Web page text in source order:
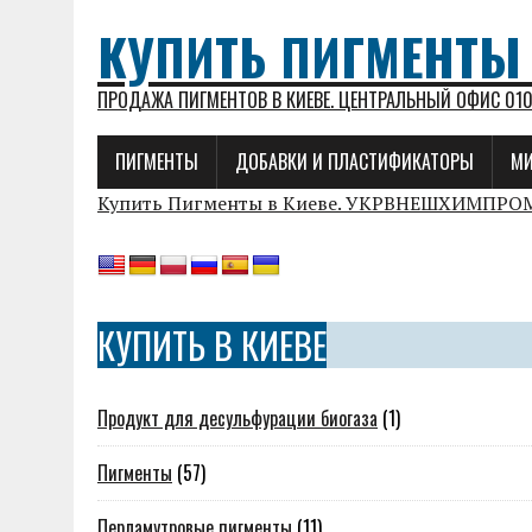
КУПИТЬ
ПРОДАЖА ПИГМЕНТОВ В КИЕВЕ. ЦЕНТРАЛЬНЫЙ ОФИС
ПИГМЕНТЫ ДОБАВКИ И ПЛАСТИФИКАТОРЫ
Купить Пигменты в Киеве.
КУПИТЬ В КИЕВЕ
Продукт для десульфурации биогаза (1)
Пигменты (57)